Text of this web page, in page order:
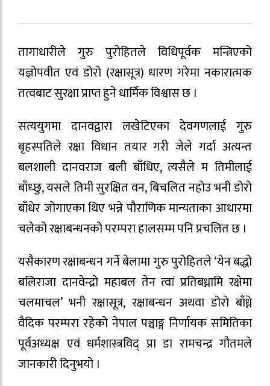
तागाधारीले गुरु पुरोहितले विधिपूर्वक मन्त्रिएको
यज्ञोपवीत एवं डोरो (रक्षासूत्र) धारण गरेमा नकारात्मक
तत्वबाट सुरक्षा प्राप्त हुने धार्मिक विश्वास छ ।
सत्ययुगमा दानवद्वारा लखेटिएका देवगणलाई गुरु
बृहस्पतिले रक्षा विधान तयार गरी जेले गर्दा अत्यन्त
बलशाली दानवराज बली बाँधिए, त्यसैले म तिमीलाई
बाँध्छु, यसले तिमी सुरक्षित वन, बिचलित नहोउ भनी डोरो
बाँधेर जोगाएका थिए भन्ने पौराणिक मान्यताका आधारमा
चलेको रक्षाबन्धनको परम्परा हालसम्म पनि प्रचलित छ ।
यसैकारण रक्षाबन्धन गर्ने बेलामा गुरु पुरोहितले ‘येन बद्धो
बलिराजा दानवेन्द्रो महाबल तेन त्वां प्रतिबध्नामि रक्षेमा
चलमाचल’ भनी रक्षासूत्र, रक्षाबन्धन अथवा डोरो बाँध्ने
वैदिक परम्परा रहेको नेपाल पञ्चाङ्ग निर्णायक समितिका
पूर्वअध्यक्ष एवं धर्मशास्त्रविद् प्रा डा रामचन्द्र गौतमले
जानकारी दिनुभयो ।